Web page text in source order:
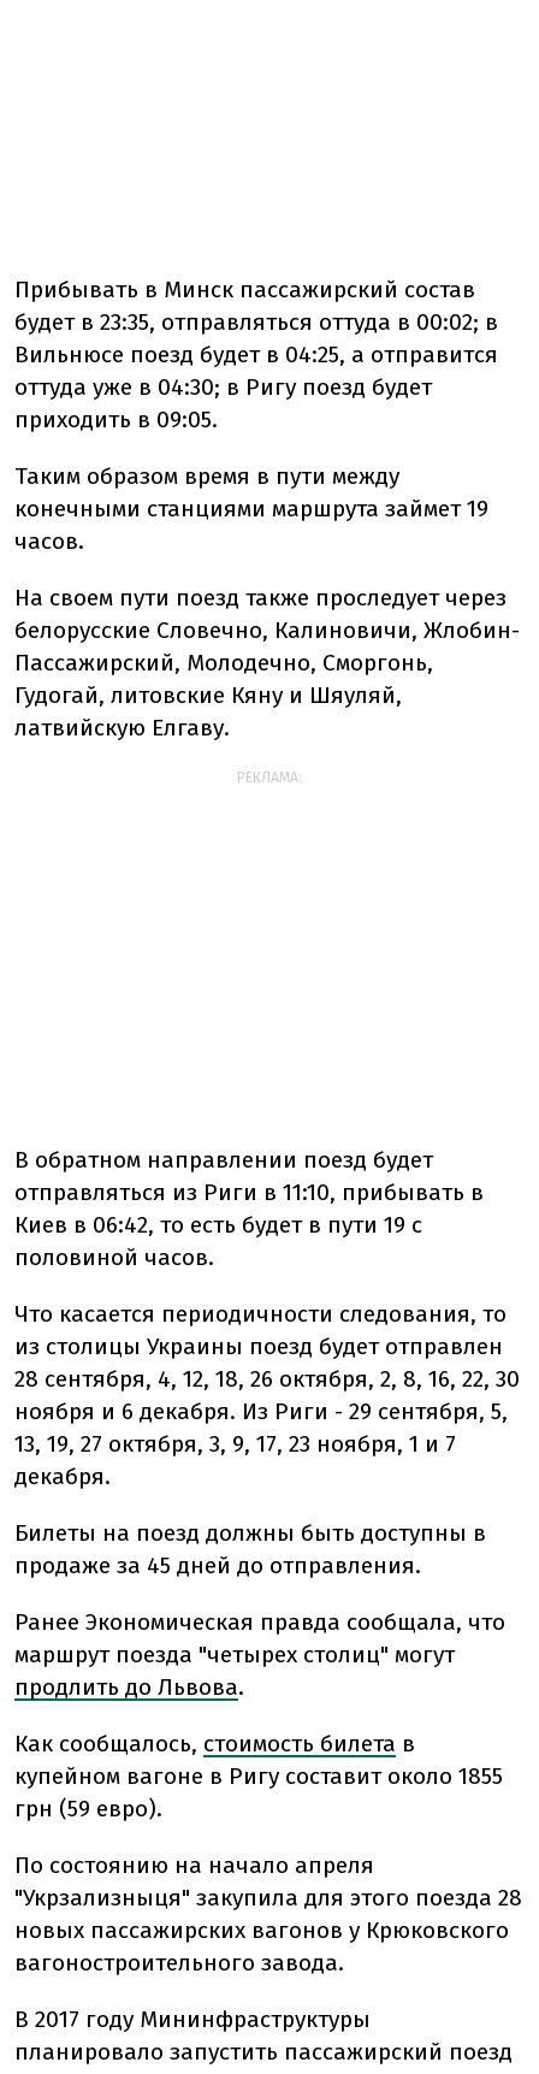
Прибывать в Минск пассажирский состав
будет в 23:35, отправляться оттуда в 00:02; в
Вильнюсе поезд будет в 04:25, а отправится
оттуда уже в 04:30; в Ригу поезд будет
приходить в 09:05.
Таким образом время в пути между
конечными станциями маршрута займет 19
часов.
На своем пути поезд также проследует через
белорусские Словечно, Калиновичи, Жлобин-
Пассажирский, Молодечно, Сморгонь,
Гудогай, литовские Кяну и Шяуляй,
латвийскую Елгаву.
РЕКЛАМА:
В обратном направлении поезд будет
отправляться из Риги в 11:10, прибывать в
Киев в 06:42, то есть будет в пути 19 с
половиной часов.
Что касается периодичности следования, то
из столицы Украины поезд будет отправлен
28 сентября, 4, 12, 18, 26 октября, 2, 8, 16, 22, 30
ноября и 6 декабря. Из Риги - 29 сентября, 5,
13, 19, 27 октября, 3, 9, 17, 23 ноября, 1 и 7
декабря.
Билеты на поезд должны быть доступны в
продаже за 45 дней до отправления.
Ранее Экономическая правда сообщала, что
маршрут поезда "четырех столиц" могут
продлить до Львова.
Как сообщалось, стоимость билета в
купейном вагоне в Ригу составит около 1855
грн (59 евро).
По состоянию на начало апреля
"Укрзализныця" закупила для этого поезда 28
новых пассажирских вагонов у Крюковского
вагоностроительного завода.
В 2017 году Мининфраструктуры
планировало запустить пассажирский поезд